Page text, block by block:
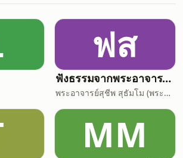
ฟส
ฟังธรรมจากพระอาจารย์สุชีพ สุธมฺโม (พระกิตติ
พระอาจารย์สุชีพ สุธัมโม (พระกิตติวิมลเมธี)
MM